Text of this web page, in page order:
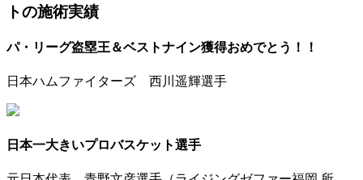
トの施術実績
パ・リーグ盗塁王＆ベストナイン獲得おめでとう！！
日本ハムファイターズ 西川遥輝選手
日本一大きいプロバスケット選手